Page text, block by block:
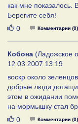
как мне показалось.
Берегите себя!
Нравится
0 Комментарии (0)
Кобона (Ладожское
12.03.2007 13:19
воскр около
добрые люди
этом в ожидании
на мормышку стал
Нравится
0 Комментарии (0)